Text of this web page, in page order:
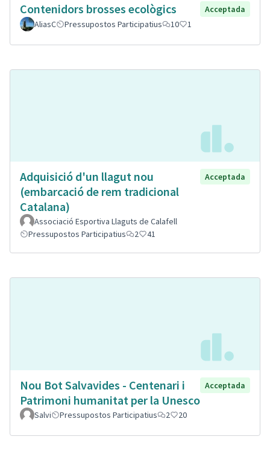
Contenidors brosses ecològics
Acceptada
AliasC
Pressupostos Participatius 10 1
Adquisició d'un llagut nou
(embarcació de rem tradicional
Catalana)
Acceptada
Associació Esportiva Llaguts de Calafell
Pressupostos Participatius
2 41
Nou Bot Salvavides - Centenari i
Patrimoni humanitat per la Unesco
Acceptada
Salvi Pressupostos Participatius 2 20